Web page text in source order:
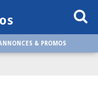
& PROMOS